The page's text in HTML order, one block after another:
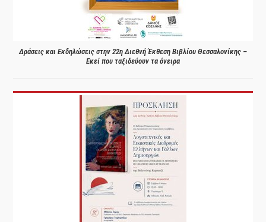
Δράσεις και Εκδηλώσεις στην 22η Διεθνή Έκθεση Βιβλίου Θεσσαλονίκης –
Εκεί που ταξιδεύουν τα όνειρα